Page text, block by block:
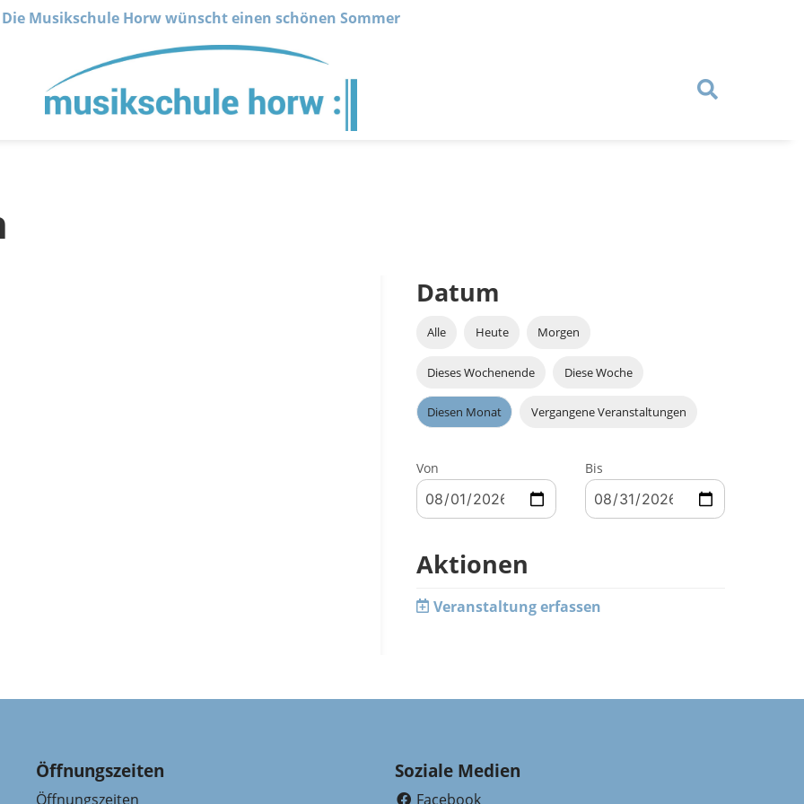
Die Musikschule Horw wünscht einen schönen Sommer
Datum
Alle Heute Morgen
Dieses Wochenende Diese Woche
Diesen Monat Vergangene Veranstaltungen
Von Bis
Aktionen
Veranstaltung erfassen
Öffnungszeiten
Öffnungszeiten
Soziale Medien
Facebook